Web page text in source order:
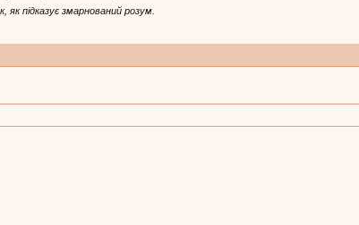
підказує змарнований розум.